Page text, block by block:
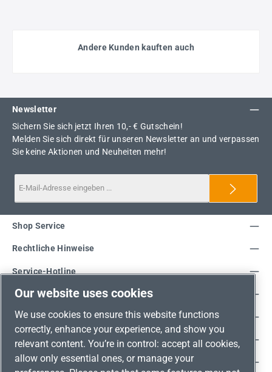
Andere Kunden kauften auch
Newsletter
Sichern Sie sich jetzt Ihren 10,- € Gutschein!
Melden Sie sich direkt für unseren Newsletter an und verpassen
Sie keine Aktionen und Neuheiten mehr!
Service-Hotline
Shop Service
Rechtliche Hinweise
Unsere Vorteile
Versandarten
Zahlungsarten
Adresse
Our website uses cookies
We use cookies to ensure this website functions
correctly, enhance your experience, and show you
relevant content. You’re in control: accept all cookies,
allow only essential ones, or manage your